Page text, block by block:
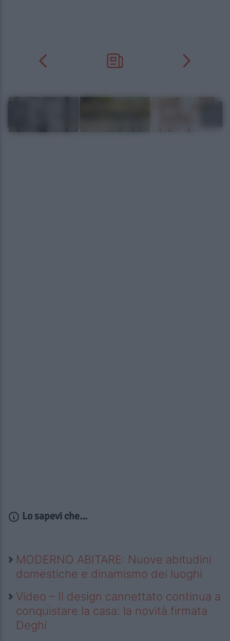
Lo sapevi che...
MODERNO ABITARE: Nuove abitudini
domestiche e dinamismo dei luoghi
Video – Il design cannettato continua a
conquistare la casa: la novità firmata
Deghi